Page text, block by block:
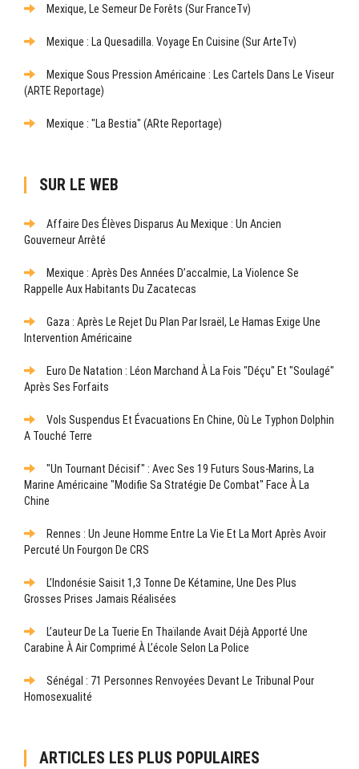
Mexique, Le Semeur De Forêts (sur FranceTv)
Mexique : La Quesadilla. Voyage En Cuisine (sur ArteTv)
Mexique Sous Pression Américaine : Les Cartels Dans Le Viseur
(ARTE Reportage)
Mexique : "La Bestia" (ARte Reportage)
SUR LE WEB
Affaire Des Élèves Disparus Au Mexique : Un Ancien
Gouverneur Arrêté
Mexique : Après Des Années D’accalmie, La Violence Se
Rappelle Aux Habitants Du Zacatecas
Gaza : Après Le Rejet Du Plan Par Israël, Le Hamas Exige Une
Intervention Américaine
Euro De Natation : Léon Marchand À La Fois "déçu" Et "soulagé"
Après Ses Forfaits
Vols Suspendus Et Évacuations En Chine, Où Le Typhon Dolphin
A Touché Terre
"Un Tournant Décisif" : Avec Ses 19 Futurs Sous-Marins, La
Marine Américaine "modifie Sa Stratégie De Combat" Face À La
Chine
Rennes : Un Jeune Homme Entre La Vie Et La Mort Après Avoir
Percuté Un Fourgon De CRS
L’Indonésie Saisit 1,3 Tonne De Kétamine, Une Des Plus
Grosses Prises Jamais Réalisées
L’auteur De La Tuerie En Thaïlande Avait Déjà Apporté Une
Carabine À Air Comprimé À L’école Selon La Police
Sénégal : 71 Personnes Renvoyées Devant Le Tribunal Pour
Homosexualité
ARTICLES LES PLUS POPULAIRES